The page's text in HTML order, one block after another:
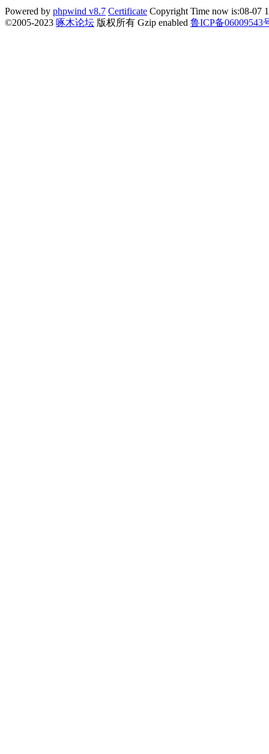
Powered by phpwind v8.7 Certificate Copyright Time now is:08-07
©2005-2023 啄木论坛 版权所有 Gzip enabled 鲁ICP备06009543